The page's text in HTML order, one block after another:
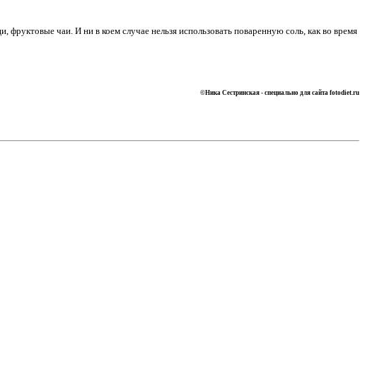
чаи. И ни в коем случае нельзя использовать поваренную соль, как во время
©Ника Сестринская - специально для сайта fotodiet.ru